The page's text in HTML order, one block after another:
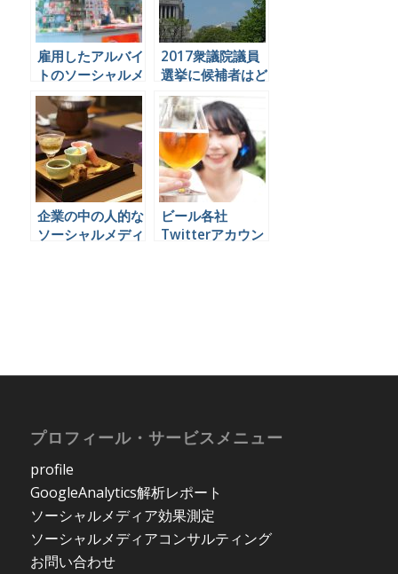
雇用したアルバイ
トのソーシャルメ
ディア投稿による
炎上を防ぐことは
できるのか
2017衆議院議員
選挙に候補者はど
うソーシャルメデ
ィアを運用すれば
良いのか
企業の中の人的な
ソーシャルメディ
ビール各社
Twitterアカウン
プロフィール・サービスメニュー
profile
GoogleAnalytics解析レポート
ソーシャルメディア効果測定
ソーシャルメディアコンサルティング
お問い合わせ